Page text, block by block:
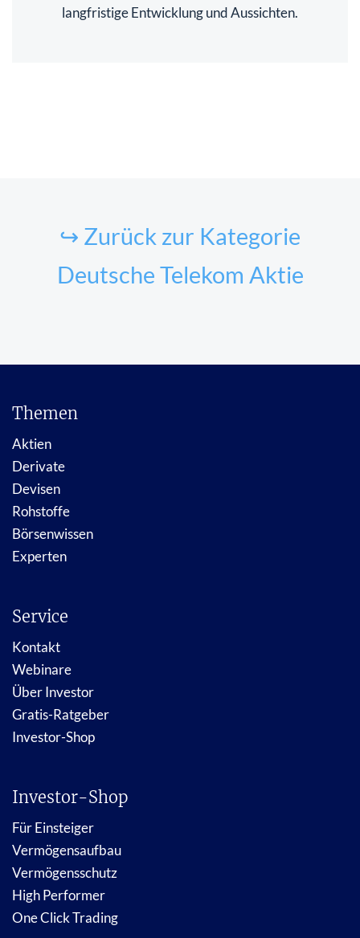
langfristige Entwicklung und Aussichten.
↪ Zurück zur Kategorie
Deutsche Telekom Aktie
Themen
Aktien
Derivate
Devisen
Rohstoffe
Börsenwissen
Experten
Service
Kontakt
Webinare
Über Investor
Gratis-Ratgeber
Investor-Shop
Investor-Shop
Für Einsteiger
Vermögensaufbau
Vermögensschutz
High Performer
One Click Trading